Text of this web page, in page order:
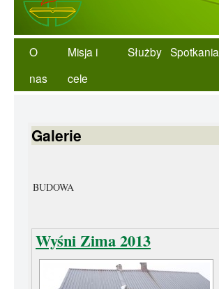
O
nas
Misja i
cele
Służby Spotkania
Galerie
BUDOWA
Wyśni Zima 2013